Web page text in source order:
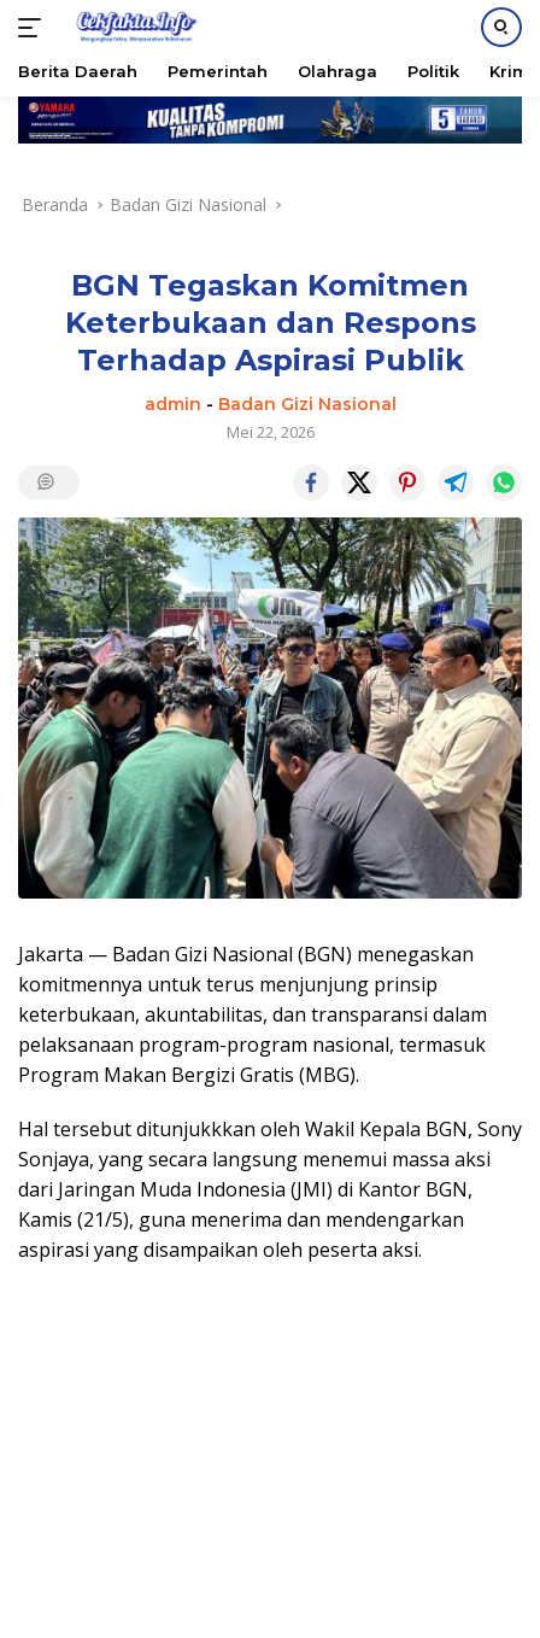
Langsung
Berita Daerah Pemerintah Olahraga Politik
Beranda Badan Gizi Nasional
BGN Tegaskan Komitmen
Keterbukaan dan Respons
Terhadap Aspirasi Publik
admin - Badan Gizi Nasional
Mei 22, 2026
Jakarta — Badan Gizi Nasional (BGN) menegaskan
komitmennya untuk terus menjunjung prinsip
keterbukaan, akuntabilitas, dan transparansi dalam
pelaksanaan program-program nasional, termasuk
Program Makan Bergizi Gratis (MBG).
Hal tersebut ditunjukkkan oleh Wakil Kepala BGN, Sony
Sonjaya, yang secara langsung menemui massa aksi
dari Jaringan Muda Indonesia (JMI) di Kantor BGN,
Kamis (21/5), guna menerima dan mendengarkan
aspirasi yang disampaikan oleh peserta aksi.